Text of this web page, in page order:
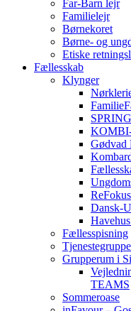
Far-Barn lejr
Familielejr
Børnekoret
Børne- og
Etiske
Fællesskab
Klynger
SPRING
Gødvad
ReFokus
Dansk-
Fællesspisning
Grupperum i
TEAMS
Sommeroase